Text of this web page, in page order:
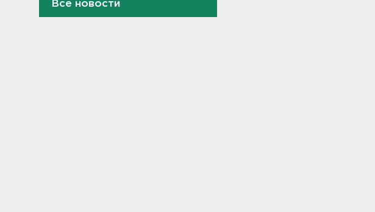
Все новости